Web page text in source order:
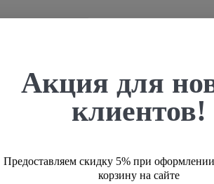
Акция для
клиентов!
Предоставляем скидку 5% при оформлении
корзину на сайте